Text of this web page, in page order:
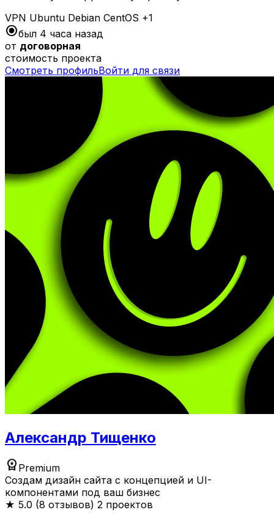
VPN Ubuntu Debian CentOS +1
radio_button_checkedбыл 4 часа назад
от договорная
стоимость проекта
Смотреть профильВойти для связи
Александр Тищенко
workspace_premium Premium
Создам дизайн сайта с концепцией и UI-
компонентами под ваш бизнес
★ 5.0 (8 отзывов) 2 проектов